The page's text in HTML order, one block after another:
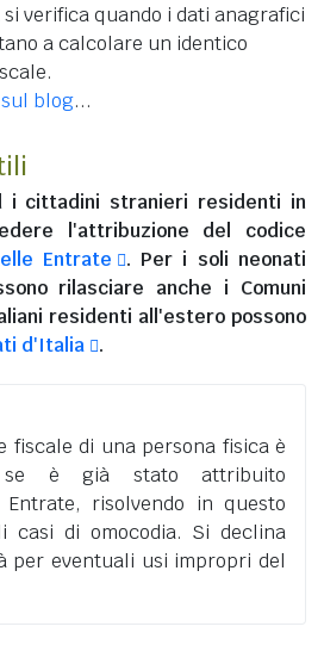
si verifica quando i dati anagrafici
a calcolare un identico
blog...
i cittadini stranieri residenti in
l'attribuzione del codice
Entrate
. Per i soli neonati
rilasciare anche i Comuni
residenti all'esteropossono
d'Italia .
fiscale di una persona fisica è
se è già stato attribuito
risolvendo in questo
casi di omocodia. Si declina
per eventuali usi impropri del